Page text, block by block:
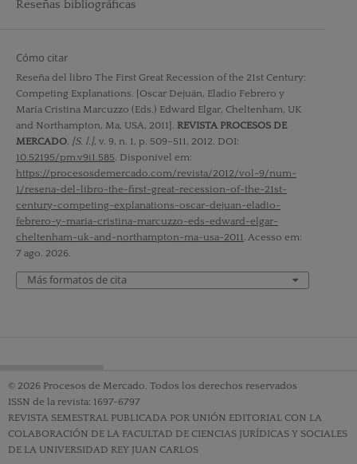
Reseñas bibliográficas
Cómo citar
Reseña del libro The First Great Recession of the 21st Century:
Competing Explanations. [Oscar Dejuán, Eladio Febrero y
María Cristina Marcuzzo (Eds.) Edward Elgar, Cheltenham, UK
and Northampton, Ma, USA, 2011]. REVISTA PROCESOS DE
MERCADO, [S. l.], v. 9, n. 1, p. 509–511, 2012. DOI:
10.52195/pm.v9i1.585 . Disponível em:
https://procesosdemercado.com/revista/2012/vol-9/num-
1/resena-del-libro-the-first-great-recession-of-the-21st-
century-competing-explanations-oscar-dejuan-eladio-
febrero-y-maria-cristina-marcuzzo-eds-edward-elgar-
cheltenham-uk-and-northampton-ma-usa-2011 . Acesso em:
7 ago. 2026.
Más formatos de cita
© 2026 Procesos de Mercado. Todos los derechos reservados
ISSN de la revista: 1697-6797
REVISTA SEMESTRAL PUBLICADA POR UNIÓN EDITORIAL CON LA
COLABORACIÓN DE LA FACULTAD DE CIENCIAS JURÍDICAS Y SOCIALES
DE LA UNIVERSIDAD REY JUAN CARLOS